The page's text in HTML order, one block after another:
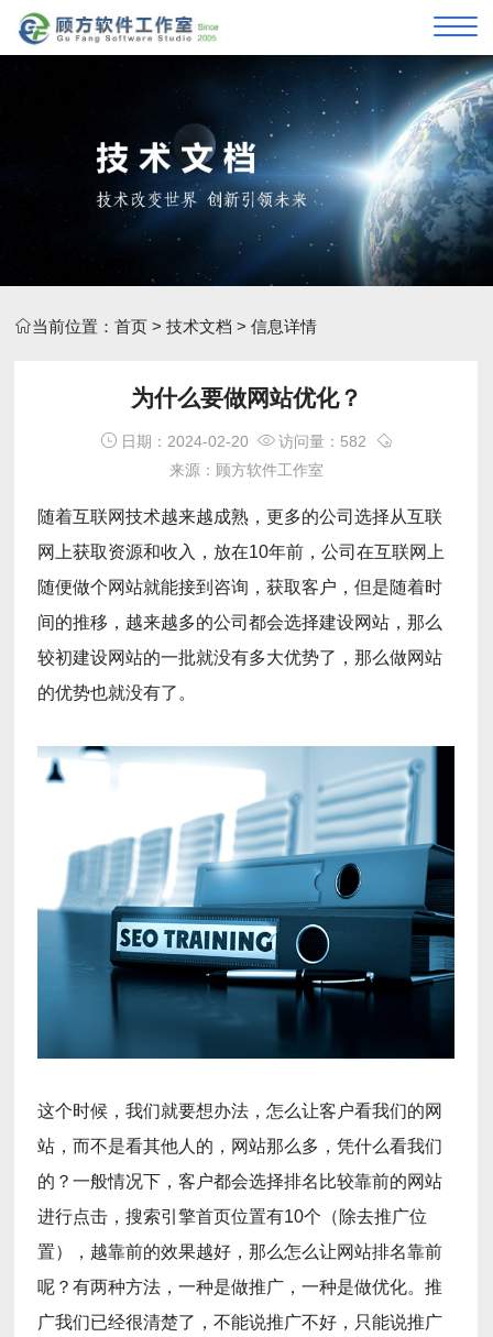
当前位置：首页 >技术文档 > 信息详情
为什么要做网站优化？
日期：2024-02-20
访问量：582
来源：顾方软件工作室
随着互联网技术越来越成熟，更多的公司选择从互联
网上获取资源和收入，放在10年前，公司在互联网上
随便做个网站就能接到咨询，获取客户，但是随着时
间的推移，越来越多的公司都会选择建设网站，那么
较初建设网站的一批就没有多大优势了，那么做网站
的优势也就没有了。
这个时候，我们就要想办法，怎么让客户看我们的网
站，而不是看其他人的，网站那么多，凭什么看我们
的？一般情况下，客户都会选择排名比较靠前的网站
进行点击，搜索引擎首页位置有10个（除去推广位
置），越靠前的效果越好，那么怎么让网站排名靠前
呢？有两种方法，一种是做推广，一种是做优化。推
广我们已经很清楚了，不能说推广不好，只能说推广